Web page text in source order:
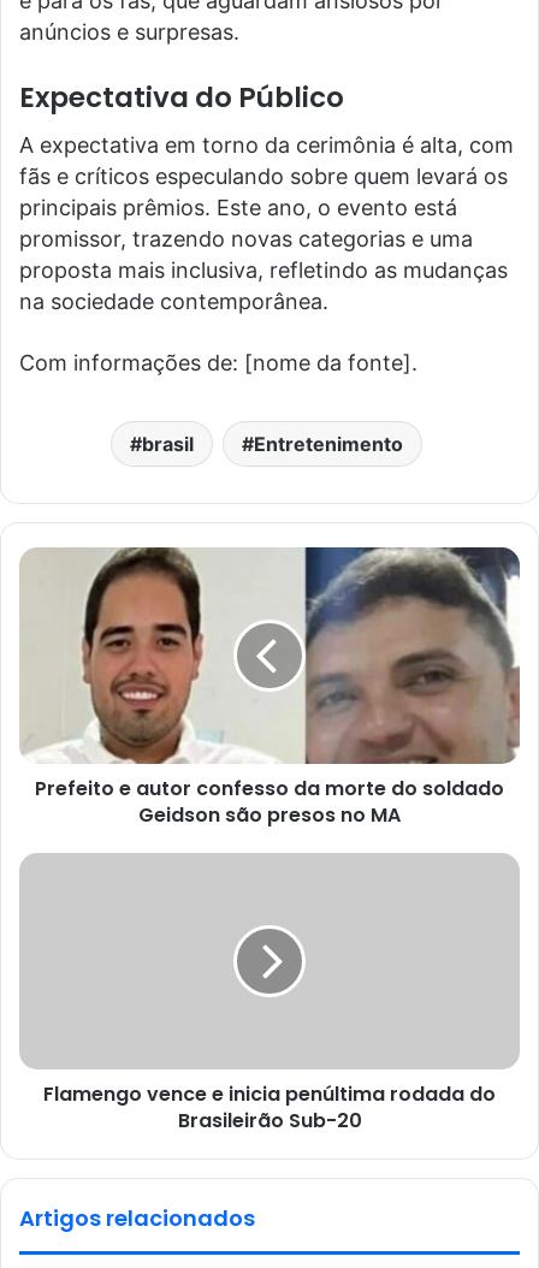
anúncios e surpresas.
Expectativa do Público
A expectativa em torno da cerimônia é alta, com
fãs e críticos especulando sobre quem levará os
principais prêmios. Este ano, o evento está
promissor, trazendo novas categorias e uma
proposta mais inclusiva, refletindo as mudanças
na sociedade contemporânea.
Com informações de: [nome da fonte].
brasil Entretenimento
Prefeito e autor confesso da morte do soldado
Geidson são presos no MA
Flamengo vence e inicia penúltima rodada do
Brasileirão Sub-20
Artigos relacionados